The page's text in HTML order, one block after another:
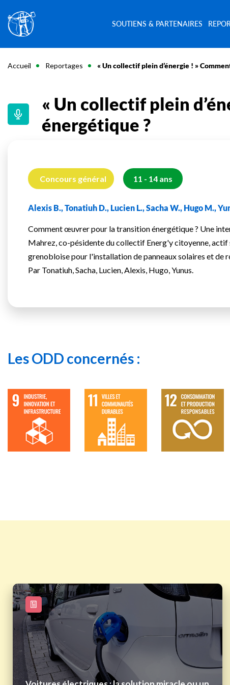
SOUTIENS & PARTENAIRES
Accueil Reportages « Un collectif plein d’énergie ! »
« Un collectif plein
énergétique ?
Concours général 11 - 14 ans
Alexis B., Tonatiuh D., Lucien L., Sacha W., Hugo M.,
Comment œuvrer pour la transition énergétique ? Une
Mahrez, co-pésidente du collectif Energ'y citoyenne,
grenobloise pour l'installation de panneaux solaires et de
Par Tonatiuh, Sacha, Lucien, Alexis, Hugo, Yunus.
Les ODD concernés :